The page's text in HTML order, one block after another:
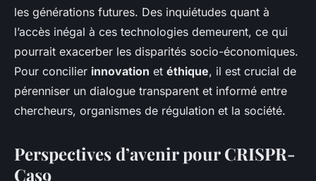
les générations futures. Des inquiétudes quant à
l’accès inégal à ces technologies demeurent, ce qui
pourrait exacerber les disparités socio-économiques.
Pour concilier innovation et éthique, il est crucial de
pérenniser un dialogue transparent et informé entre
chercheurs, organismes de régulation et la société.
Perspectives d’avenir pour CRISPR-
Cas9